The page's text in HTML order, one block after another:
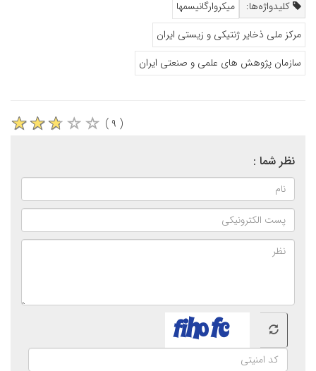
کلیدواژه‌ها:
میکروارگانیسمها
مرکز ملی ذخایر ژنتیکی و زیستی ایران
سازمان پژوهش های علمی و صنعتی ایران
( ۹ )
نظر شما :